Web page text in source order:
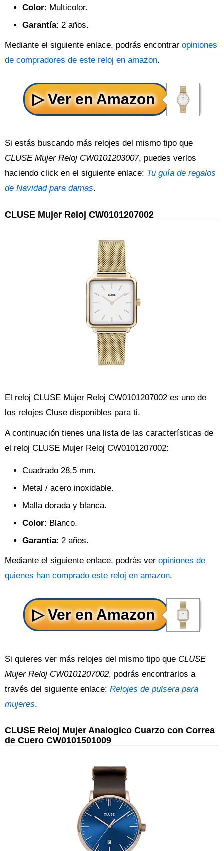
Color: Multicolor.
Garantía: 2 años.
Mediante el siguiente enlace, podrás encontrar opiniones
de compradores de este reloj en amazon.
Si estás buscando más relojes del mismo tipo que
CLUSE Mujer Reloj CW0101203007, puedes verlos
haciendo click en el siguiente enlace: Tu guía de regalos
de Navidad para damas.
CLUSE Mujer Reloj CW0101207002
El reloj CLUSE Mujer Reloj CW0101207002 es uno de
los relojes Cluse disponibles para ti.
A continuación tienes una lista de las características de
el reloj CLUSE Mujer Reloj CW0101207002:
Cuadrado 28,5 mm.
Metal / acero inoxidable.
Malla dorada y blanca.
Color: Blanco.
Garantía: 2 años.
Mediante el siguiente enlace, podrás ver opiniones de
quienes han comprado este reloj en amazon.
Si quieres ver más relojes del mismo tipo que CLUSE
Mujer Reloj CW0101207002, podrás encontrarlos a
través del siguiente enlace: Relojes de pulsera para
mujeres.
CLUSE Reloj Mujer Analogico Cuarzo con Correa
de Cuero CW0101501009